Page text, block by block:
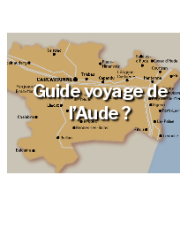
Guide voyage de
l’Aude ?